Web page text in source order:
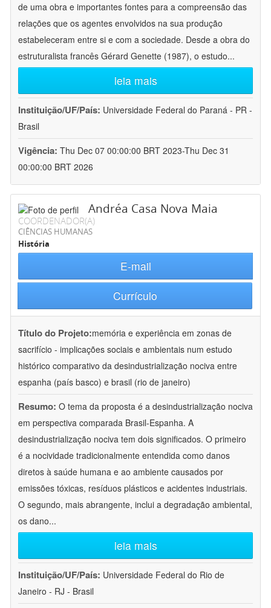
de uma obra e importantes fontes para a compreensão das
relações que os agentes envolvidos na sua produção
estabeleceram entre si e com a sociedade. Desde a obra do
estruturalista francês Gérard Genette (1987), o estudo...
leia mais
Instituição/UF/País: Universidade Federal do Paraná - PR -
Brasil
Vigência: Thu Dec 07 00:00:00 BRT 2023-Thu Dec 31
00:00:00 BRT 2026
Andréa Casa Nova Maia
COORDENADOR(A)
CIÊNCIAS HUMANAS
História
E-mail
Currículo
Título do Projeto:memória e experiência em zonas de
sacrifício - implicações sociais e ambientais num estudo
histórico comparativo da desindustrialização nociva entre
espanha (país basco) e brasil (rio de janeiro)
Resumo: O tema da proposta é a desindustrialização nociva
em perspectiva comparada Brasil-Espanha. A
desindustrialização nociva tem dois significados. O primeiro
é a nocividade tradicionalmente entendida como danos
diretos à saúde humana e ao ambiente causados por
emissões tóxicas, resíduos plásticos e acidentes industriais.
O segundo, mais abrangente, inclui a degradação ambiental,
os dano...
leia mais
Instituição/UF/País: Universidade Federal do Rio de
Janeiro - RJ - Brasil